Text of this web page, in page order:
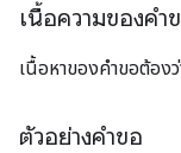
เนื้อความของคำ
เนื้อหาของคำขอต้องว่
ตัวอย่างคำขอ